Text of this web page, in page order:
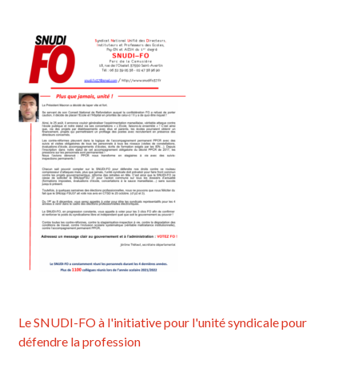
Le SNUDI-FO à l'initiative pour l'unité syndicale pour
défendre la profession